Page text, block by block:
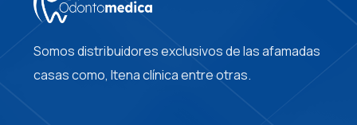
Somos distribuidores exclusivos de las afamadas
casas como, Itena clínica entre otras.